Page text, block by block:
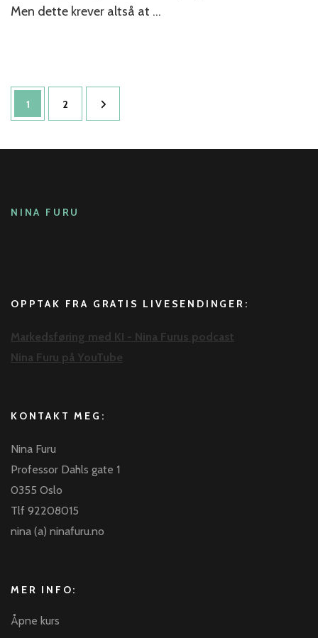
Men dette krever altså at …
Sidepaginering
Side
1 Side
2
NINA FURU
OPPTAK FRA GRATIS LIVESENDINGER:
Markedsføring med KI - Nina Furus podcast
Nina Furu på YouTube
KONTAKT MEG:
Nina Furu
Professor Dahls gate 1
0355 Oslo
Tlf 92208015
nina (a) ninafuru.no
MER INFO:
Åpne kurs